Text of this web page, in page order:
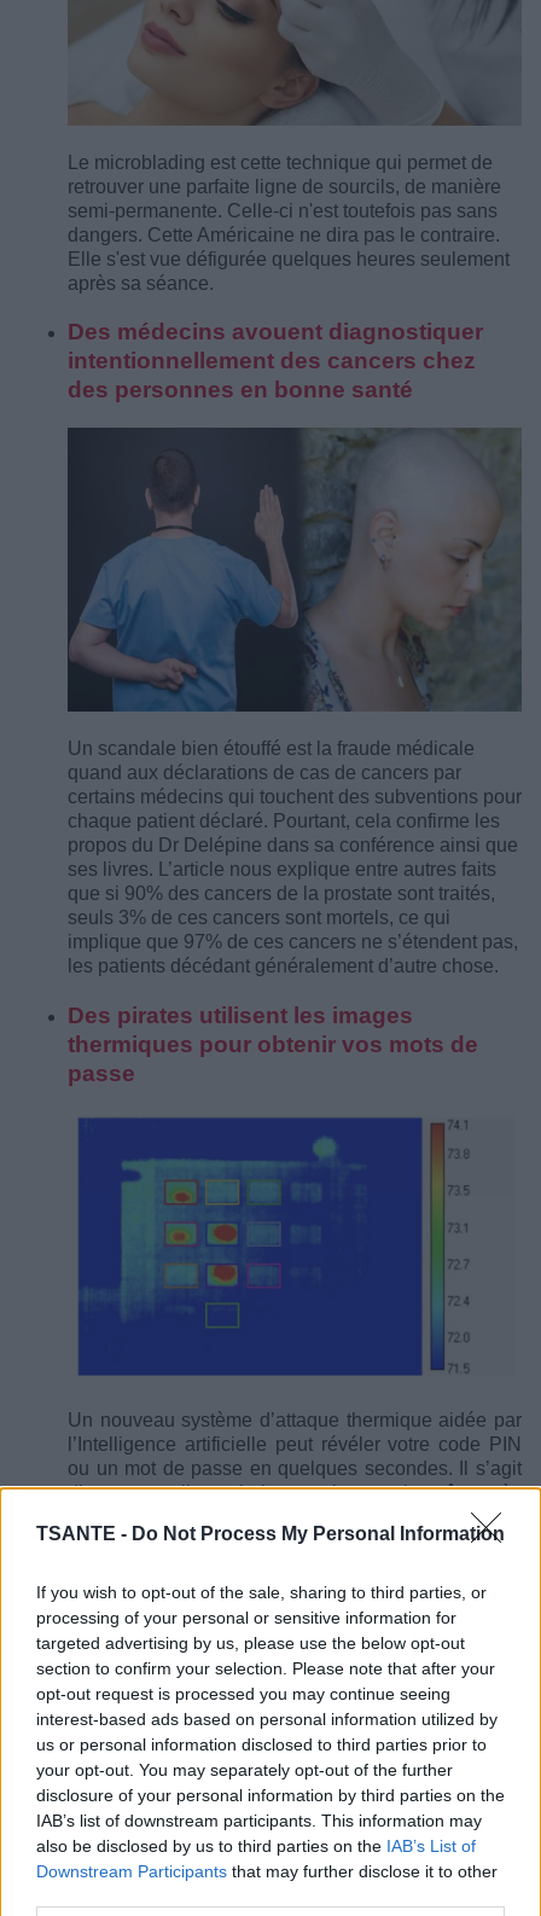
TSANTE - Do Not Process My Personal Information
If you wish to opt-out of the sale, sharing to third parties, or
processing of your personal or sensitive information for
targeted advertising by us, please use the below opt-out
section to confirm your selection. Please note that after your
opt-out request is processed you may continue seeing
interest-based ads based on personal information utilized by
us or personal information disclosed to third parties prior to
your opt-out. You may separately opt-out of the further
disclosure of your personal information by third parties on the
IAB’s list of downstream participants. This information may
also be disclosed by us to third parties on the IAB’s List of
Downstream Participants that may further disclose it to other
Le microblading est cette technique qui permet de
retrouver une parfaite ligne de sourcils, de manière
semi-permanente. Celle-ci n'est toutefois pas sans
dangers. Cette Américaine ne dira pas le contraire.
Elle s'est vue défigurée quelques heures seulement
après sa séance.
Des médecins avouent diagnostiquer
intentionnellement des cancers chez
des personnes en bonne santé
Un scandale bien étouffé est la fraude médicale
quand aux déclarations de cas de cancers par
certains médecins qui touchent des subventions pour
chaque patient déclaré. Pourtant, cela confirme les
propos du Dr Delépine dans sa conférence ainsi que
ses livres. L’article nous explique entre autres faits
que si 90% des cancers de la prostate sont traités,
seuls 3% de ces cancers sont mortels, ce qui
implique que 97% de ces cancers ne s’étendent pas,
les patients décédant généralement d’autre chose.
Des pirates utilisent les images
thermiques pour obtenir vos mots de
passe
Un nouveau système d’attaque thermique aidée par
l’Intelligence artificielle peut révéler votre code PIN
ou un mot de passe en quelques secondes. Il s’agit
d’une nouvelle technique qui pourrait coûter très
cher. On vous explique pourquoi et comment s’en
prémunir.
Des produits Kinder rappelés par Ferrero
pour suspicion de présence de
salmonelles